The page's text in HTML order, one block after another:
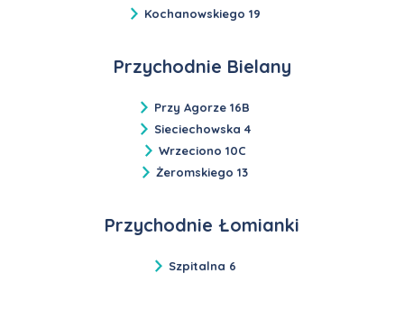
Kochanowskiego 19
Przychodnie Bielany
Przy Agorze 16B
Sieciechowska 4
Wrzeciono 10C
Żeromskiego 13
Przychodnie Łomianki
Szpitalna 6